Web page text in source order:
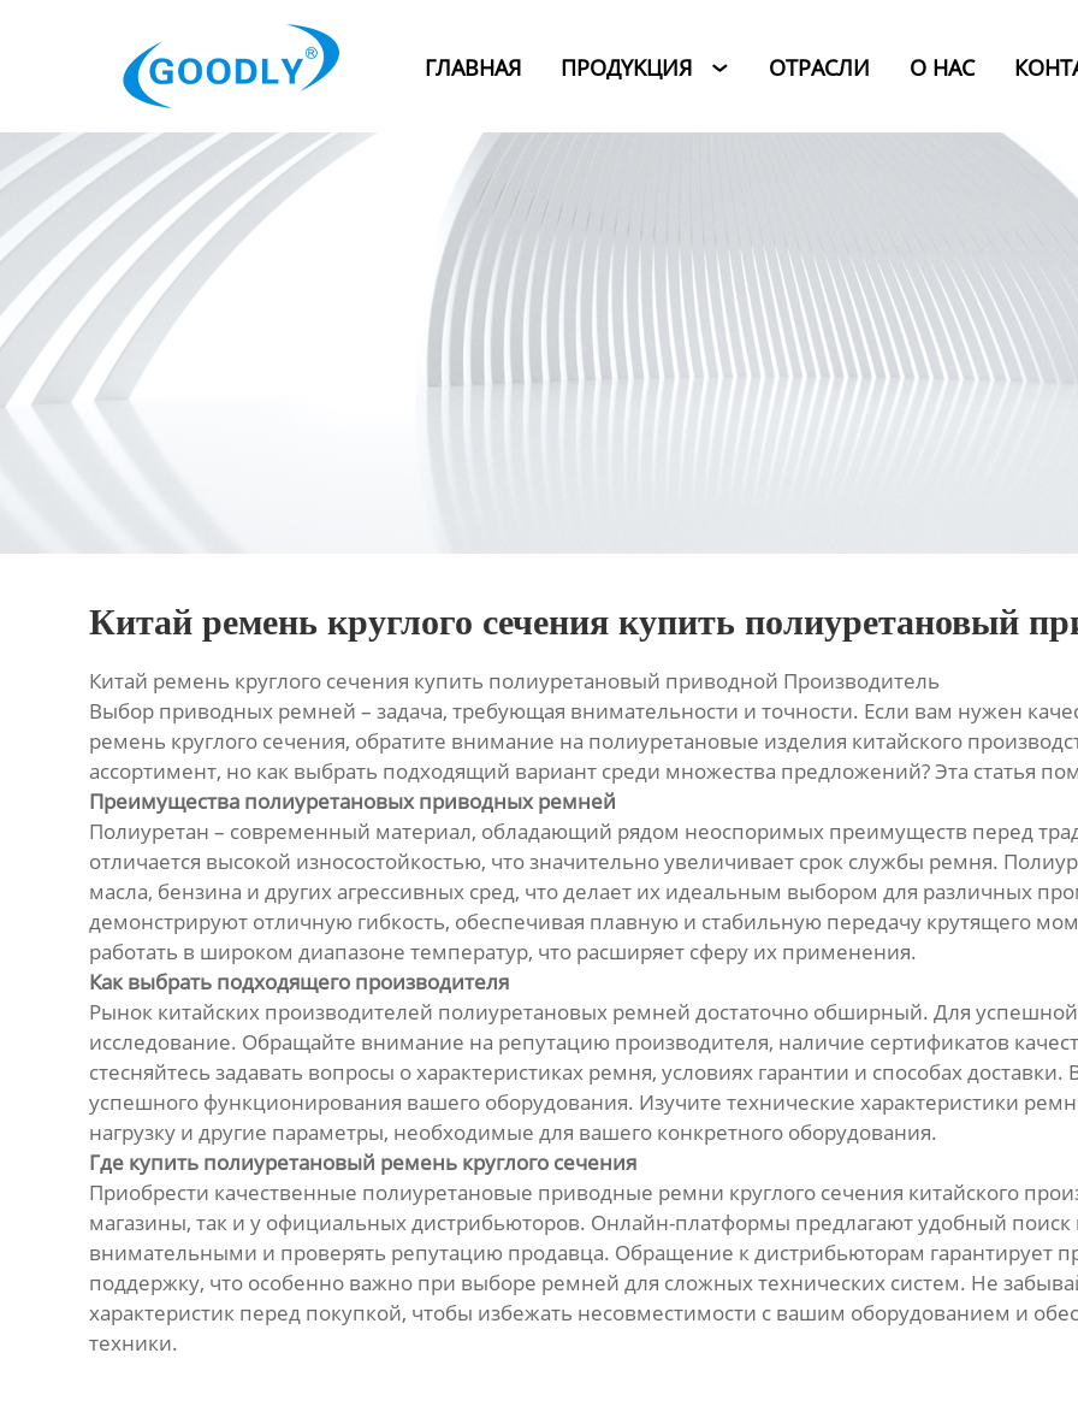
ГЛАВНАЯ ПРОДYKЦИЯ  ОТРАСЛИ O HAC
ОТРАСЛИ
Категория
Новости
Контакты
Китай ремень круглого сечения купить полиуретановый
Китай ремень круглого сечения купить полиуретановый приводной Производитель
Выбор приводных ремней – задача, требующая внимательности и точности. Если вам нужен
ремень круглого сечения, обратите внимание на полиуретановые изделия китайского
ассортимент, но как выбрать подходящий вариант среди множества предложений? Эта статья
Преимущества полиуретановых приводных ремней
Полиуретан – современный материал, обладающий рядом неоспоримых преимуществ перед
отличается высокой износостойкостью, что значительно увеличивает срок службы ремня.
масла, бензина и других агрессивных сред, что делает их идеальным выбором для различных
демонстрируют отличную гибкость, обеспечивая плавную и стабильную передачу крутящего
работать в широком диапазоне температур, что расширяет сферу их применения.
Как выбрать подходящего производителя
Рынок китайских производителей полиуретановых ремней достаточно обширный. Для
исследование. Обращайте внимание на репутацию производителя, наличие сертификатов
стесняйтесь задавать вопросы о характеристиках ремня, условиях гарантии и способах
успешного функционирования вашего оборудования. Изучите технические характеристики
нагрузку и другие параметры, необходимые для вашего конкретного оборудования.
Где купить полиуретановый ремень круглого сечения
Приобрести качественные полиуретановые приводные ремни круглого сечения китайского
магазины, так и у официальных дистрибьюторов. Онлайн-платформы предлагают удобный
внимательными и проверять репутацию продавца. Обращение к дистрибьюторам гарантирует
поддержку, что особенно важно при выборе ремней для сложных технических систем. Не
характеристик перед покупкой, чтобы избежать несовместимости с вашим оборудованием и
техники.